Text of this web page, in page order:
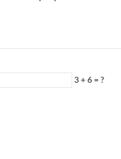
3 + 6 = ?